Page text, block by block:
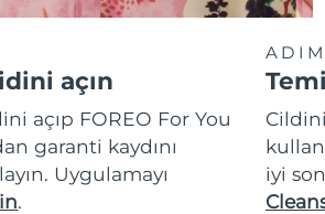
açın
açıp FOREO For You
garanti kaydını
Uygulamayı
.
iyi